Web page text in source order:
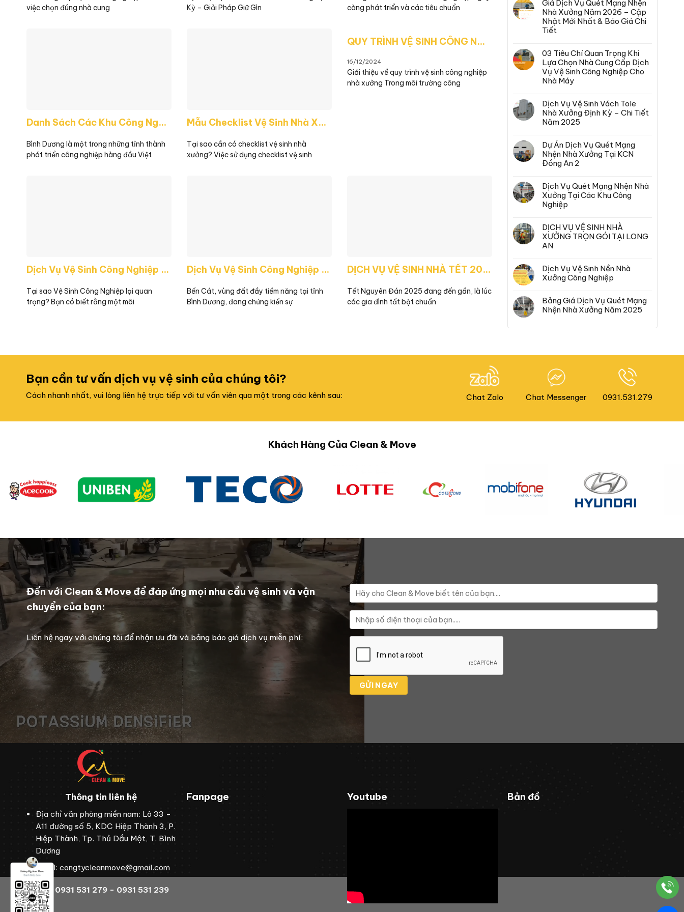
việc chọn đúng nhà cung
Kỳ – Giải Pháp Giữ Gìn
càng phát triển và các tiêu chuẩn
Danh Sách Các Khu Công Nghiệp Tại Bình Dương – Thông Tin Chi Tiết Nhất 2025
Bình Dương là một trong những tỉnh thành
phát triển công nghiệp hàng đầu Việt
Mẫu Checklist Vệ Sinh Nhà Xưởng Năm 2025 – 2026 Mới Nhất
Tại sao cần có checklist vệ sinh nhà
xưởng? Việc sử dụng checklist vệ sinh
QUY TRÌNH VỆ SINH CÔNG NGHIỆP NHÀ XƯỞNG – CHI TIẾT VÀ CHUYÊN NGHIỆP
16/12/2024
Giới thiệu về quy trình vệ sinh công nghiệp
nhà xưởng Trong môi trường công
Dịch Vụ Vệ Sinh Công Nghiệp Tại KCN VSIP
Tại sao Vệ Sinh Công Nghiệp lại quan
trọng? Bạn có biết rằng một môi
Dịch Vụ Vệ Sinh Công Nghiệp Hàng Đầu Tại Bến Cát, Bình Dương
Bến Cát, vùng đất đầy tiềm năng tại tỉnh
Bình Dương, đang chứng kiến sự
DỊCH VỤ VỆ SINH NHÀ TẾT 2025
Tết Nguyên Đán 2025 đang đến gần, là lúc
các gia đình tất bật chuẩn
Giá Dịch Vụ Quét Mạng Nhện
Nhà Xưởng Năm 2026 – Cập
Nhật Mới Nhất & Báo Giá Chi
Tiết
03 Tiêu Chí Quan Trọng Khi
Lựa Chọn Nhà Cung Cấp Dịch
Vụ Vệ Sinh Công Nghiệp Cho
Nhà Máy
Dịch Vụ Vệ Sinh Vách Tole
Nhà Xưởng Định Kỳ – Chi Tiết
Năm 2025
Dự Án Dịch Vụ Quét Mạng
Nhện Nhà Xưởng Tại KCN
Đồng An 2
Dịch Vụ Quét Mạng Nhện Nhà
Xưởng Tại Các Khu Công
Nghiệp
DỊCH VỤ VỆ SINH NHÀ
XƯỞNG TRỌN GÓI TẠI LONG
AN
Dịch Vụ Vệ Sinh Nền Nhà
Xưởng Công Nghiệp
Bảng Giá Dịch Vụ Quét Mạng
Nhện Nhà Xưởng Năm 2025
Bạn cần tư vấn dịch vụ vệ sinh của chúng tôi?
Cách nhanh nhất, vui lòng liên hệ trực tiếp với tư vấn viên qua một trong các kênh sau: Chat Zalo Chat Messenger 0931.531.279
Khách Hàng Của Clean & Move
Đến với Clean & Move để đáp ứng mọi nhu cầu vệ sinh và vận
chuyển của bạn:
Liên hệ ngay với chúng tôi để nhận ưu đãi và bảng báo giá dịch vụ miễn phí:
Thông tin liên hệ
Địa chỉ văn phòng miền nam: Lô 33 -
A11 đường số 5, KDC Hiệp Thành 3, P.
Hiệp Thành, Tp. Thủ Dầu Một, T. Bình
Dương
Email: congtycleanmove@gmail.com
Holine: 0931 531 279 - 0931 531 239
Fanpage Youtube Bản đồ